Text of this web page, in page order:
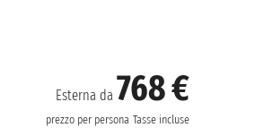
Esterna da 768 €
prezzo per persona Tasse incluse